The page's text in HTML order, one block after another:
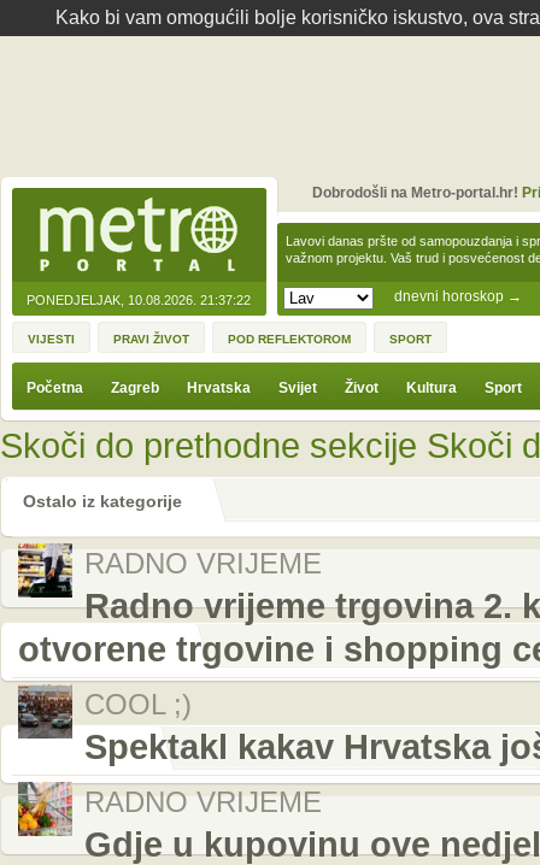
Kako bi vam omogućili bolje korisničko iskustvo, ova
PONEDJELJAK, 10.08.2026. 21:37:22 dnevni horoskop →
Lavovi danas pršte od samopouzdanja i
važnom projektu. Vaš trud i posvećenost
Dobrodošli na Metro-portal.hr!
VIJESTI PRAVI ŽIVOT POD REFLEKTOROM SPORT
Početna Zagreb Hrvatska Svijet Život Kultura Sport
Skoči do prethodne sekcije Skoči
Ostalo iz kategorije
RADNO VRIJEME
Radno vrijeme trgovina 2.
otvorene trgovine i shopping
COOL ;)
Spektakl kakav Hrvatska
RADNO VRIJEME
Gdje u kupovinu ove